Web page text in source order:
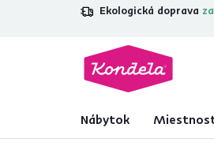
Ekologická doprava
4,7
Nábytok